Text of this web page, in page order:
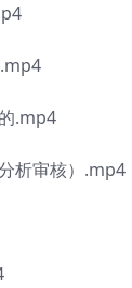
.mp4
析审核）.mp4